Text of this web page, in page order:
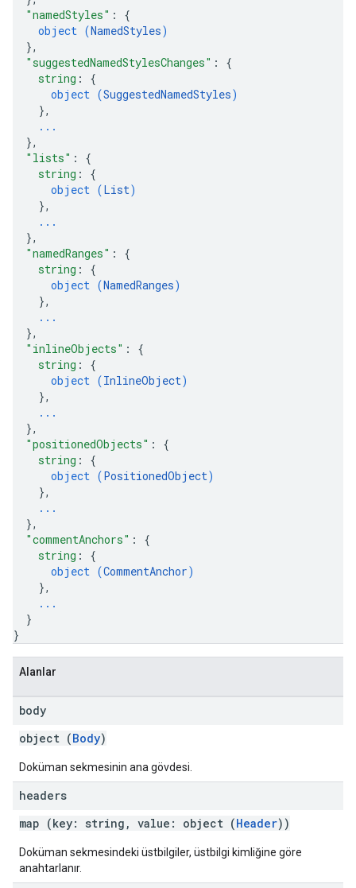
"namedStyles" : {
object (NamedStyles)
},
"suggestedNamedStylesChanges" : {
string : {
object (SuggestedNamedStyles)
},
...
},
"lists" : {
string : {
object (List)
},
...
},
"namedRanges" : {
string : {
object (NamedRanges)
},
...
},
"inlineObjects" : {
string : {
object (InlineObject)
},
...
},
"positionedObjects" : {
string : {
object (PositionedObject)
},
...
},
"commentAnchors" : {
string : {
object (CommentAnchor)
},
...
}
}
Alanlar
body
object (Body)
Doküman sekmesinin ana gövdesi.
headers
map (key: string, value: object (Header))
Doküman sekmesindeki üstbilgiler, üstbilgi kimliğine göre
anahtarlanır.